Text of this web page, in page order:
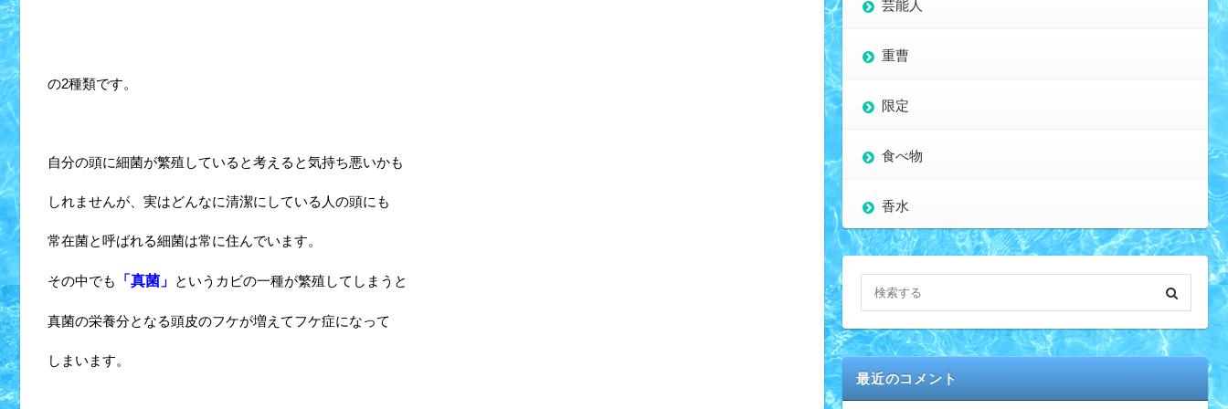
の2種類です。
自分の頭に細菌が繁殖していると考えると気持ち悪いかも
しれませんが、実はどんなに清潔にしている人の頭にも
常在菌と呼ばれる細菌は常に住んでいます。
その中でも 「真菌」 というカビの一種が繁殖してしまうと
真菌の栄養分となる頭皮のフケが増えてフケ症になって
しまいます。
芸能人
重曹
限定
食べ物
香水
最近のコメント